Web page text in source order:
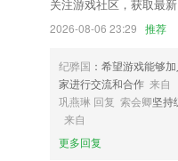
券业、基金、中级经济师等金
使用各种功能
修正问题及优化用户界面
修复已知的BUG，功能优化。
手机隐私政策
关注游戏社区，获取最新
2026-08-06 23:29 推荐
纪骅国 ：希望游戏能够
家进行交流和合作 来自
巩燕琳 回复 索会卿坚持
来自
更多回复